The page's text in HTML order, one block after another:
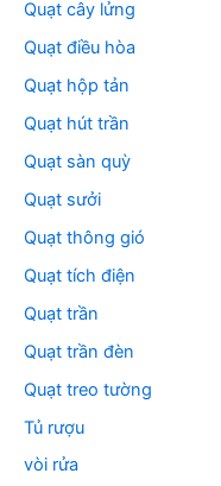
Quạt cây lửng
Quạt điều hòa
Quạt hộp tản
Quạt hút trần
Quạt sàn quỳ
Quạt sưởi
Quạt thông gió
Quạt tích điện
Quạt trần
Quạt trần đèn
Quạt treo tường
Tủ rượu
vòi rửa